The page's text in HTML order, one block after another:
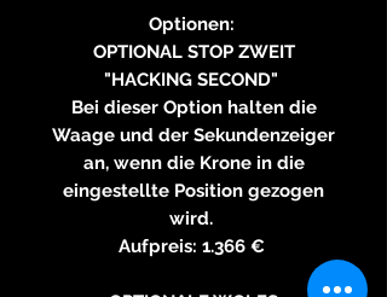
Optionen:
OPTIONAL STOP ZWEIT
"HACKING SECOND"
Bei dieser Option halten die
Waage und der Sekundenzeiger
an, wenn die Krone in die
eingestellte Position gezogen
wird.
Aufpreis: 1.366 €